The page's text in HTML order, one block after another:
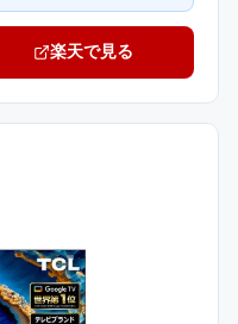
楽天で見る